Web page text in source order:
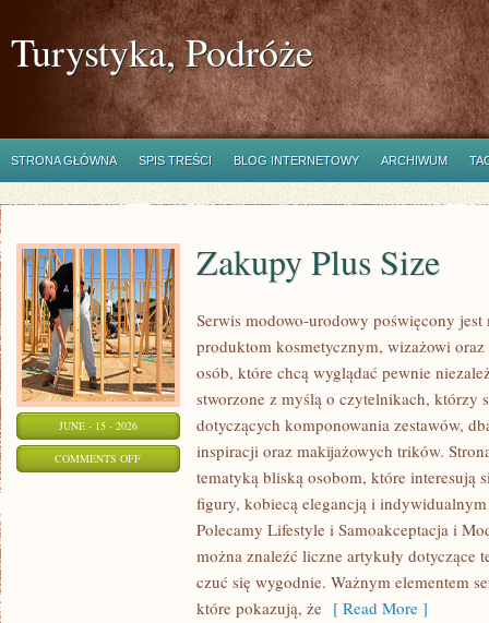
Turystyka, Podróże
STRONA GŁÓWNA SPIS TREŚCI BLOG INTERNETOWY ARCHIWUM
JUNE - 15 - 2026
COMMENTS OFFON
Zakupy Plus Size
Serwis modowo-urodowy poświęcony
produktom kosmetycznym, wizażowi
osób, które chcą wyglądać pewnie
stworzone z myślą o czytelnikach, którzy
dotyczących komponowania zestawów,
inspiracji oraz makijażowych trików.
tematyką bliską osobom, które interesują
figury, kobiecą elegancją i
Polecamy Lifestyle i Samoakceptacja i
można znaleźć liczne artykuły dotyczące
czuć się wygodnie. Ważnym elementem
które pokazują, że [ Read More ]